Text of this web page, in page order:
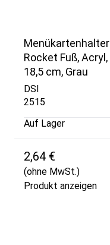
Menükartenhalter
Rocket Fuß, Acryl,
18,5 cm, Grau
DSI
2515
Auf Lager
2,64 €
(ohne MwSt.)
Produkt anzeigen